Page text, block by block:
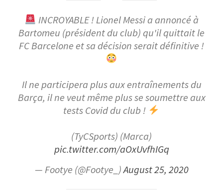
INCROYABLE ! Lionel Messi a annoncé à
Bartomeu (président du club) qu'il quittait le
FC Barcelone et sa décision serait définitive !
Il ne participera plus aux entraînements du
Barça, il ne veut même plus se soumettre aux
tests Covid du club !
(TyCSports) (Marca)
pic.twitter.com/aOxUvfhIGq
— Footye (@Footye_)August 25, 2020